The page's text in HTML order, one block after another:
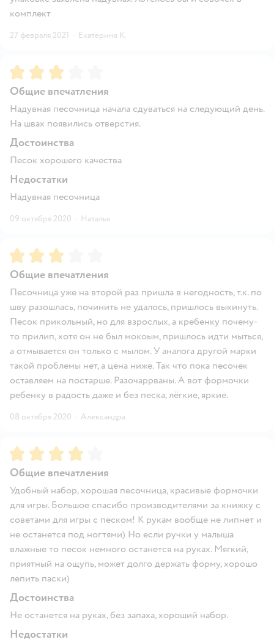
комплект
27 февраля 2021 · Екатерина К.
Рейтинг:3
Общие впечатления
Надувная песочница начала сдуваться на следующий день.
На швах появились отверстия.
Достоинства
Песок хорошего качества
Недостатки
Надувная песочница
09 октября 2020 · Наталья
Рейтинг:3
Общие впечатления
Песочница уже на второй раз пришла в негодность, т.к. по
шву разошлась, починить не удалось, пришлось выкинуть.
Песок прикольный, но для взрослых, а кребенку почему-
то прилип, хотя он не был мокоым, пришлось идти мыться,
а отмывается он только с мылом. У аналога другой марки
такой проблемы нет, а цена ниже. Так что пока песочек
оставляем на постарше. Разочаррваны. А вот формочки
ребенку в радость даже и без песка, лёгкие, яркие.
08 октября 2020 · Александра
Рейтинг:4
Общие впечатления
Удобный набор, хорошая песочница, красивые формочки
для игры. Большое спасибо производителями за книжку с
советами для игры с песком! К рукам вообще не липнет и
не останется под ногтями) Но если ручки у малыша
влажные то песок немного останется на руках. Мягкий,
приятный на ощупь, может долго держать форму, хорошо
лепить паски)
Достоинства
Не останется на руках, без запаха, хороший набор.
Недостатки